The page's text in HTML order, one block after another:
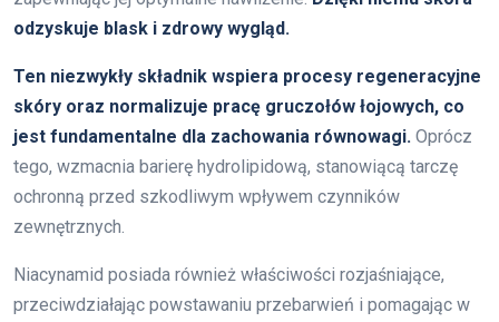
odzyskuje blask i zdrowy wygląd.
Ten niezwykły składnik wspiera procesy regeneracyjne
skóry oraz normalizuje pracę gruczołów łojowych, co
jest fundamentalne dla zachowania równowagi. Oprócz
tego, wzmacnia barierę hydrolipidową, stanowiącą tarczę
ochronną przed szkodliwym wpływem czynników
zewnętrznych.
Niacynamid posiada również właściwości rozjaśniające,
przeciwdziałając powstawaniu przebarwień i pomagając w